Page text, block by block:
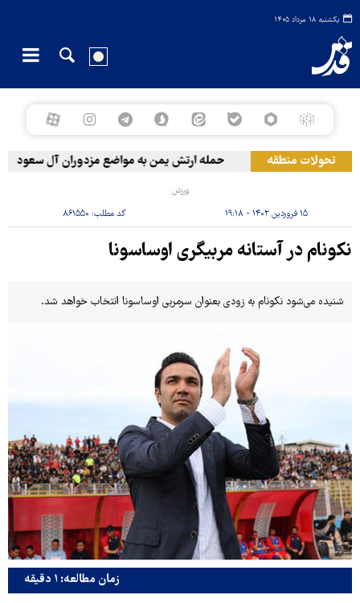
یکشنبه ۱۸ مرداد ۱۴۰۵
تحولات منطقه حمله ارتش یمن به مواضع مزدوران آل سعود
ورزش
۱۵ فروردین ۱۴۰۲ - ۱۹:۱۸ کد مطلب: ۸۶۱۵۵۰
نکونام در آستانه مربیگری اوساسونا
شنیده می‌شود نکونام به زودی بعنوان سرمربی اوساسونا انتخاب خواهد شد.
زمان مطالعه: ۱ دقیقه